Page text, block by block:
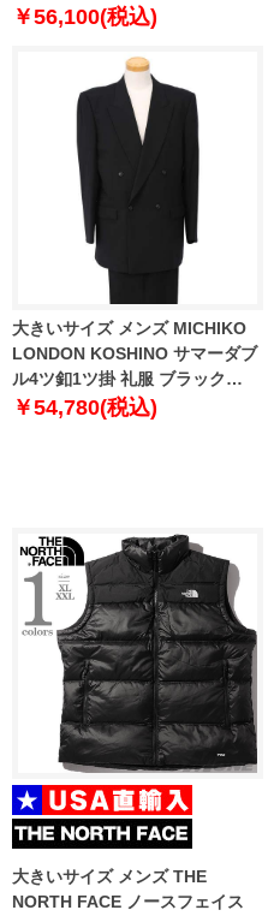
￥56,100(税込)
大きいサイズ メンズ MICHIKO
LONDON KOSHINO サマーダブ
ル4ツ釦1ツ掛 礼服 ブラック
1122-5387-1 2TL TLL
￥54,780(税込)
大きいサイズ メンズ THE
NORTH FACE ノースフェイス